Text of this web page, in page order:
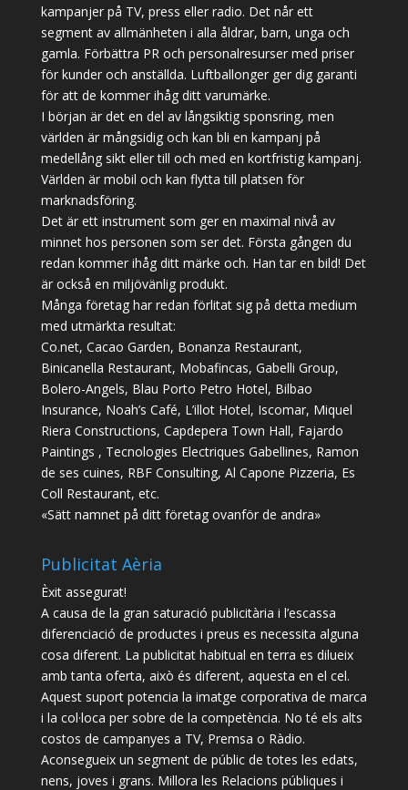
kampanjer på TV, press eller radio. Det når ett
segment av allmänheten i alla åldrar, barn, unga och
gamla. Förbättra PR och personalresurser med priser
för kunder och anställda. Luftballonger ger dig garanti
för att de kommer ihåg ditt varumärke.
I början är det en del av långsiktig sponsring, men
världen är mångsidig och kan bli en kampanj på
medellång sikt eller till och med en kortfristig kampanj.
Världen är mobil och kan flytta till platsen för
marknadsföring.
Det är ett instrument som ger en maximal nivå av
minnet hos personen som ser det. Första gången du
redan kommer ihåg ditt märke och. Han tar en bild! Det
är också en miljövänlig produkt.
Många företag har redan förlitat sig på detta medium
med utmärkta resultat:
Co.net, Cacao Garden, Bonanza Restaurant,
Binicanella Restaurant, Mobafincas, Gabelli Group,
Bolero-Angels, Blau Porto Petro Hotel, Bilbao
Insurance, Noah’s Café, L’illot Hotel, Iscomar, Miquel
Riera Constructions, Capdepera Town Hall, Fajardo
Paintings , Tecnologies Electriques Gabellines, Ramon
de ses cuines, RBF Consulting, Al Capone Pizzeria, Es
Coll Restaurant, etc.
«Sätt namnet på ditt företag ovanför de andra»
Publicitat Aèria
Èxit assegurat!
A causa de la gran saturació publicitària i l’escassa
diferenciació de productes i preus es necessita alguna
cosa diferent. La publicitat habitual en terra es dilueix
amb tanta oferta, això és diferent, aquesta en el cel.
Aquest suport potencia la imatge corporativa de marca
i la col·loca per sobre de la competència. No té els alts
costos de campanyes a TV, Premsa o Ràdio.
Aconsegueix un segment de públic de totes les edats,
nens, joves i grans. Millora les Relacions públiques i